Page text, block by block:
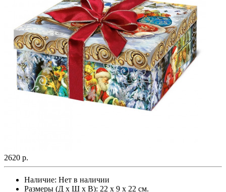
2620 р.
Наличие: Нет в наличии
Размеры (Д х Ш х В): 22 х 9 х 22 см.